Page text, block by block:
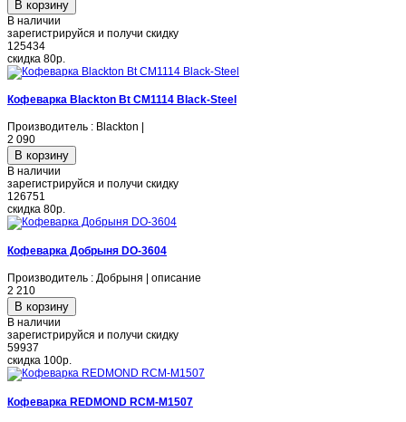
В наличии
зарегистрируйся и получи скидку
125434
скидка 80р.
Кофеварка Blackton Bt CM1114 Black-Steel
Производитель : Blackton |
2 090
В наличии
зарегистрируйся и получи скидку
126751
скидка 80р.
Кофеварка Добрыня DO-3604
Производитель : Добрыня | описание
2 210
В наличии
зарегистрируйся и получи скидку
59937
скидка 100р.
Кофеварка REDMOND RCM-M1507